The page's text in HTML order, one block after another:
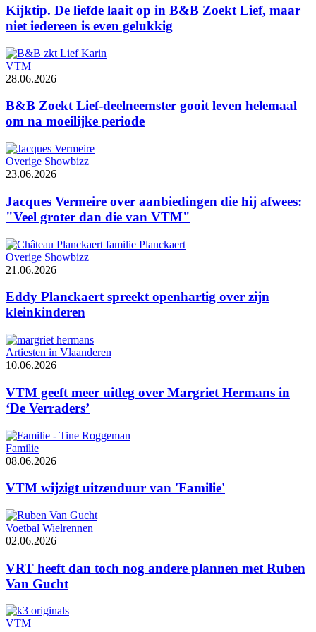
Kijktip. De liefde laait op in B&B Zoekt Lief, maar
niet iedereen is even gelukkig
VTM
28.06.2026
B&B Zoekt Lief-deelneemster gooit leven helemaal
om na moeilijke periode
Overige Showbizz
23.06.2026
Jacques Vermeire over aanbiedingen die hij afwees:
"Veel groter dan die van VTM"
Overige Showbizz
21.06.2026
Eddy Planckaert spreekt openhartig over zijn
kleinkinderen
Artiesten in Vlaanderen
10.06.2026
VTM geeft meer uitleg over Margriet Hermans in
‘De Verraders’
Familie
08.06.2026
VTM wijzigt uitzenduur van 'Familie'
Voetbal Wielrennen
02.06.2026
VRT heeft dan toch nog andere plannen met Ruben
Van Gucht
VTM